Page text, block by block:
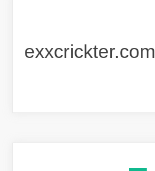
exxcrickter.com